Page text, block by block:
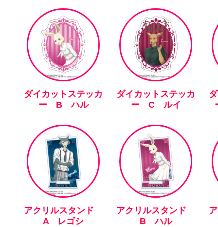
ダイカットステッカ
ー B ハル
ダイカットステッカ
ー C ルイ
アクリルスタンド
A レゴシ
アクリルスタンド
B ハル